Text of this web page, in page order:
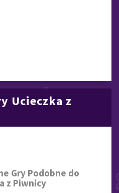
Ucieczka z
Gry Podobne do
z Piwnicy